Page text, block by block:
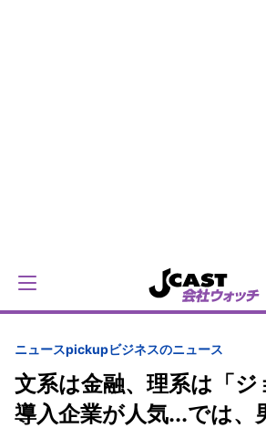
ニュースpickupビジネスのニュース
文系は金融、理系は「ジ
導入企業が人気...では、